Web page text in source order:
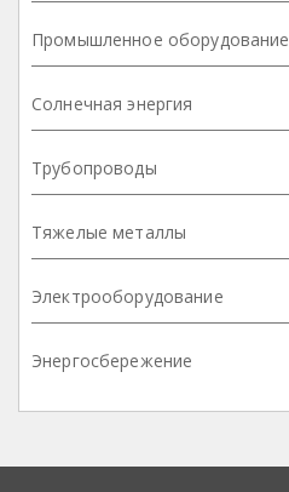
Промышленное оборудование
Солнечная энергия
Трубопроводы
Тяжелые металлы
Электрооборудование
Энергосбережение